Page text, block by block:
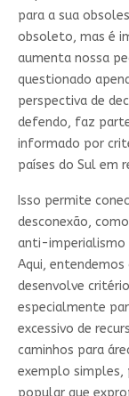
para a sua
obsoleto, mas é
aumenta nossa
questionado
perspectiva de
defendo, faz
informado por
países do Sul em
Isso permite
desconexão,
anti-imperialismo
Aqui,
desenvolve
especialmente
excessivo de
caminhos para
exemplo simples,
popular que